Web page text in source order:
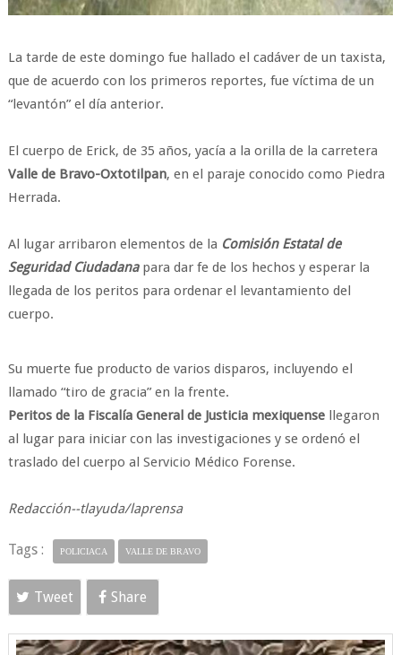
La tarde de este domingo fue hallado el cadáver de un taxista,
que de acuerdo con los primeros reportes, fue víctima de un
“levantón” el día anterior.
El cuerpo de Erick, de 35 años, yacía a la orilla de la carretera
Valle de Bravo-Oxtotilpan, en el paraje conocido como Piedra
Herrada.
Al lugar arribaron elementos de la Comisión Estatal de
Seguridad Ciudadanapara dar fe de los hechos y esperar la
llegada de los peritos para ordenar el levantamiento del
cuerpo.
Su muerte fue producto de varios disparos, incluyendo el
llamado “tiro de gracia” en la frente.
Peritos de la Fiscalía General de Justicia mexiquense llegaron
al lugar para iniciar con las investigaciones y se ordenó el
traslado del cuerpo al Servicio Médico Forense.
Redacción--tlayuda/laprensa
Tags : POLICIACA VALLE DE BRAVO
Tweet Share